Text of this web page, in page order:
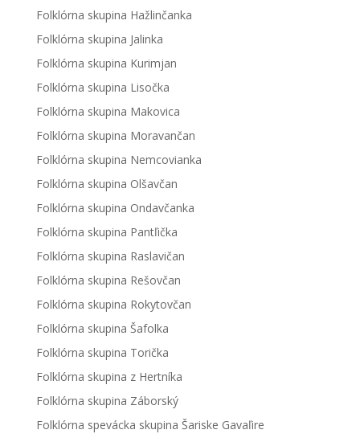
Folklórna skupina Hažlinčanka
Folklórna skupina Jalinka
Folklórna skupina Kurimjan
Folklórna skupina Lisočka
Folklórna skupina Makovica
Folklórna skupina Moravančan
Folklórna skupina Nemcovianka
Folklórna skupina Olšavčan
Folklórna skupina Ondavčanka
Folklórna skupina Pantľička
Folklórna skupina Raslavičan
Folklórna skupina Rešovčan
Folklórna skupina Rokytovčan
Folklórna skupina Šafolka
Folklórna skupina Torička
Folklórna skupina z Hertníka
Folklórna skupina Záborský
Folklórna spevácka skupina Šariske Gavaľire